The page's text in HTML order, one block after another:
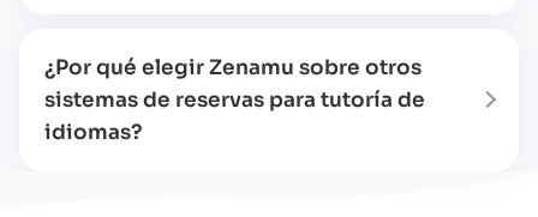
¿Por qué elegir Zenamu sobre otros
sistemas de reservas para tutoría de
idiomas?